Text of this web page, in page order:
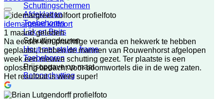
Schuttingschermen
Afdeklatten
Toebehoren
Lak en Beits
Schuttingdeuren
Hout met stalen frame
Toebehoren
Prijsopgave op maat
Betonschutting
idemargreet kolfoort
1 maand geleden
Na eerder een prachtige veranda en hekwerk te hebben
geplaatst, hebben de mannen van Rouwenhorst afgelopen
week een nieuwe schutting gezet. Ter plaatste is een
oplossing bedacht voor boomwortels die in de weg zaten.
Het resultaat is weer super!